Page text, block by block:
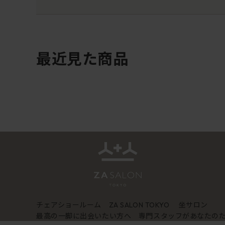
最近見た商品
チェアショールーム ZA SALON TOKYO
坐サロン
最高の一脚に出会いたい方へ 専門スタッフがあなたの